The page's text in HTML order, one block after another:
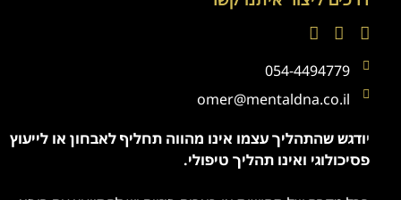
054-4494779
omer@mentaldna.co.il
יודגש שהתהליך עצמו אינו מהווה תחליף לאבחון או לייעוץ
פסיכולוגי ואינו תהליך טיפולי.